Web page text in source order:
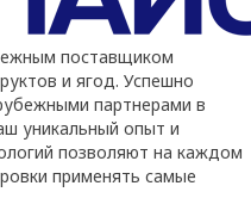
поставщиком
и ягод. Успешно
партнерами в
уникальный опыт и
позволяют на каждом
применять самые